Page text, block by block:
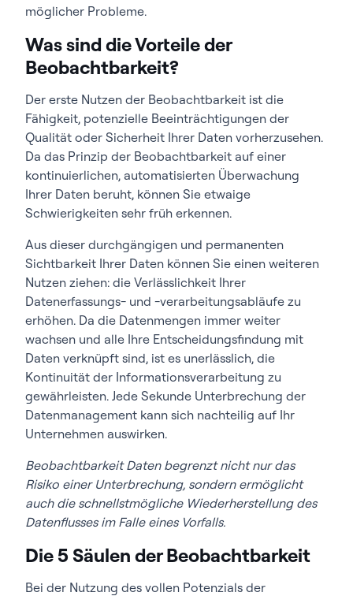
möglicher Probleme.
Was sind die Vorteile der
Beobachtbarkeit?
Der erste Nutzen der Beobachtbarkeit ist die
Fähigkeit, potenzielle Beeinträchtigungen der
Qualität oder Sicherheit Ihrer Daten vorherzusehen.
Da das Prinzip der Beobachtbarkeit auf einer
kontinuierlichen, automatisierten Überwachung
Ihrer Daten beruht, können Sie etwaige
Schwierigkeiten sehr früh erkennen.
Aus dieser durchgängigen und permanenten
Sichtbarkeit Ihrer Daten können Sie einen weiteren
Nutzen ziehen: die Verlässlichkeit Ihrer
Datenerfassungs- und -verarbeitungsabläufe zu
erhöhen. Da die Datenmengen immer weiter
wachsen und alle Ihre Entscheidungsfindung mit
Daten verknüpft sind, ist es unerlässlich, die
Kontinuität der Informationsverarbeitung zu
gewährleisten. Jede Sekunde Unterbrechung der
Datenmanagement kann sich nachteilig auf Ihr
Unternehmen auswirken.
Beobachtbarkeit Daten begrenzt nicht nur das
Risiko einer Unterbrechung, sondern ermöglicht
auch die schnellstmögliche Wiederherstellung des
Datenflusses im Falle eines Vorfalls.
Die 5 Säulen der Beobachtbarkeit
Bei der Nutzung des vollen Potenzials der